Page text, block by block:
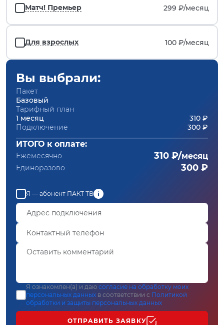
Матч! Премьер 299 ₽/месяц
Для взрослых 100 ₽/месяц
Вы выбрали:
Пакет
Базовый
Тарифный план
1 месяц
310 ₽
Подключение
300 ₽
ИТОГО к оплате:
Ежемесячно 310 ₽/месяц
Единоразово 300 ₽
Я — абонент ПАКТ ТВ
Я ознакомлен(а) и даю согласие на обработку моих
персональных данных в соответствии с Политикой
обработки и защиты персональных данных
ОТПРАВИТЬ ЗАЯВКУ